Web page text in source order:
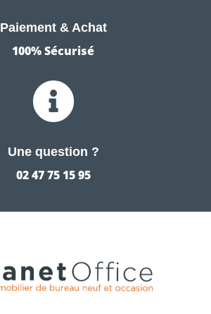
Paiement & Achat
100% Sécurisé

Une question ?
02 47 75 15 95